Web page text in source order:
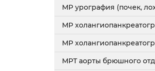
МР урография (почек,
МР
МР
МРТ аорты брюшного